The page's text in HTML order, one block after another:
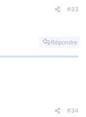
#33
Répondre
#34